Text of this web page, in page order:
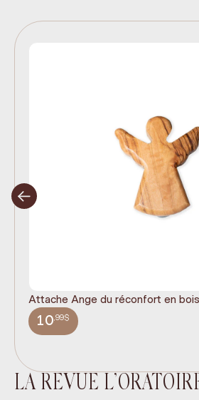
Attache Ange du réconfort en
10,99$
LA REVUE